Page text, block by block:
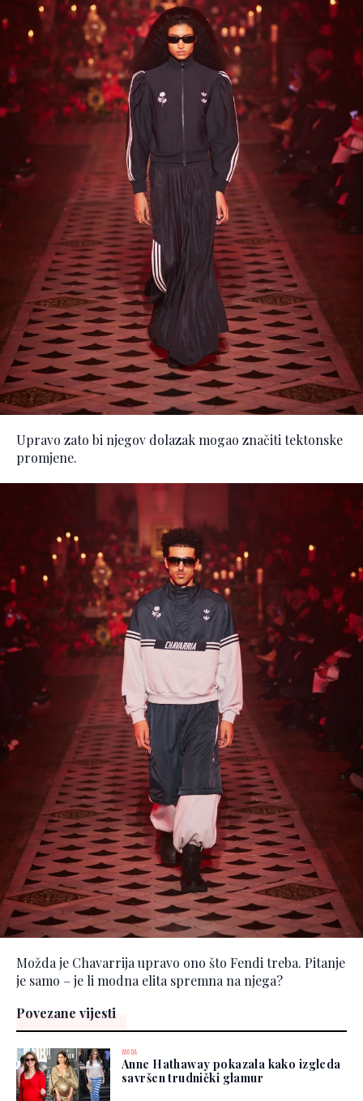
Upravo zato bi njegov dolazak mogao značiti tektonske
promjene.
Možda je Chavarrija upravo ono što Fendi treba. Pitanje
je samo – je li modna elita spremna na njega?
Povezane vijesti
MODA
Anne Hathaway pokazala kako izgleda
savršen trudnički glamur